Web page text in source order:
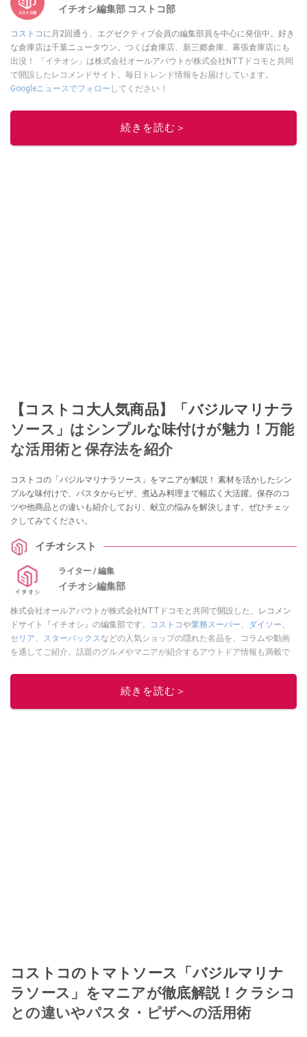
イチオシ編集部 コストコ部
コストコ に月2回通う、エグゼクティブ会員の編集部員を中心に発信中。好き
な倉庫店は千葉ニュータウン。つくば倉庫店、新三郷倉庫、幕張倉庫店にも
出没！ 「イチオシ」は株式会社オールアバウトが株式会社NTTドコモと共同
で開設したレコメンドサイト。毎日トレンド情報をお届けしています。
Googleニュースでフォロー してください！
このイチオシストの他の記事を読む
続きを読む＞
【コストコ大人気商品】「バジルマリナラ
ソース」はシンプルな味付けが魅力！万能
な活用術と保存法を紹介
コストコの「バジルマリナラソース」をマニアが解説！ 素材を活かしたシン
プルな味付けで、パスタからピザ、煮込み料理まで幅広く大活躍。保存のコ
ツや他商品との違いも紹介しており、献立の悩みを解決します。ぜひチェッ
クしてみてください。
イチオシスト
ライター / 編集
イチオシ編集部
株式会社オールアバウトが株式会社NTTドコモと共同で開設した、レコメン
ドサイト『イチオシ』の編集部です。
コストコや業務スーパー ダイソー
セリア
スターバックス などの人気ショップの隠れた名品を、コラムや動画
を通してご紹介。話題のグルメやマニアが紹介するアウトドア情報も満載で
レビューしています。毎日トレンド情報をお届けしているので、ぜひ
してください！続きを読む＞
コストコのトマトソース「バジルマリナ
ラソース」をマニアが徹底解説！クラシコ
との違いやパスタ・ピザへの活用術